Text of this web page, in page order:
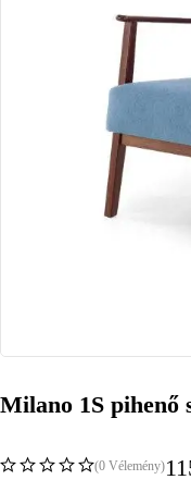
Milano 1S pihenő
(0 Vélemény)